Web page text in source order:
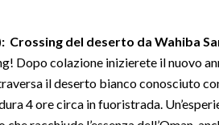
Crossing del deserto da Wahiba
Dopo colazione inizierete il nuovo
il deserto bianco conosciuto
4 ore circa in fuoristrada.